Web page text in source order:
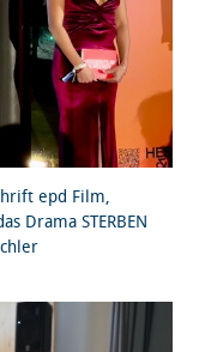
epd Film,
Drama STERBEN